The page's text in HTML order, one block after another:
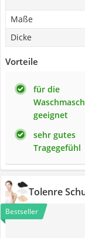
Maße
Dicke
Vorteile
für die
geeignet
sehr gutes
Tragegefühl
Tolenre
Bestseller